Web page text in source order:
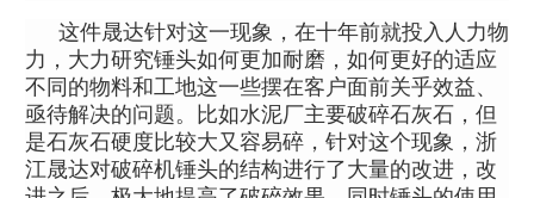
这件晟达针对这一现象，在十年前就投入人力物
力，大力研究锤头如何更加耐磨，如何更好的适应
不同的物料和工地这一些摆在客户面前关乎效益、
亟待解决的问题。比如水泥厂主要破碎石灰石，但
是石灰石硬度比较大又容易碎，针对这个现象，浙
江晟达对破碎机锤头的结构进行了大量的改进，改